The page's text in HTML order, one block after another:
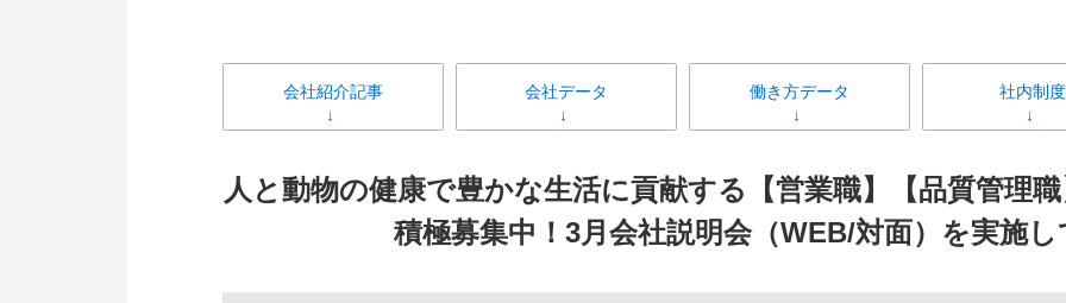
会社紹介記事 会社データ 働き方データ 社内制度
人と動物の健康で豊かな生活に貢献する【営業職】【品質管理
積極募集中！3月会社説明会（WEB/対面）を実施